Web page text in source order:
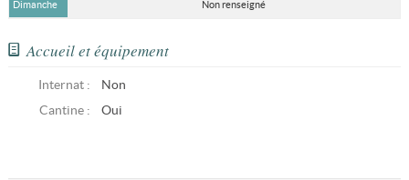
Dimanche Non renseigné
Accueil et équipement
Internat :
Non
Cantine :
Oui